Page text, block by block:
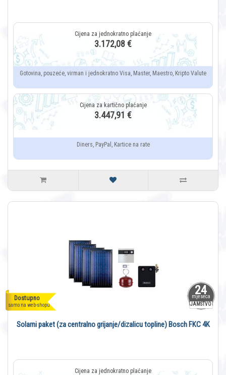
3.172,08 €
Gotovina, pouzeće, virman i jednokratno Visa, Master, Maestro, Kripto Valute
3.447,91 €
Diners, PayPal, Kartice na rate
24
mjeseca
JAMSTVO
Dostupno
samo na web-shopu
Solarni paket (za centralno grijanje/dizalicu topline) Bosch FKC 4K